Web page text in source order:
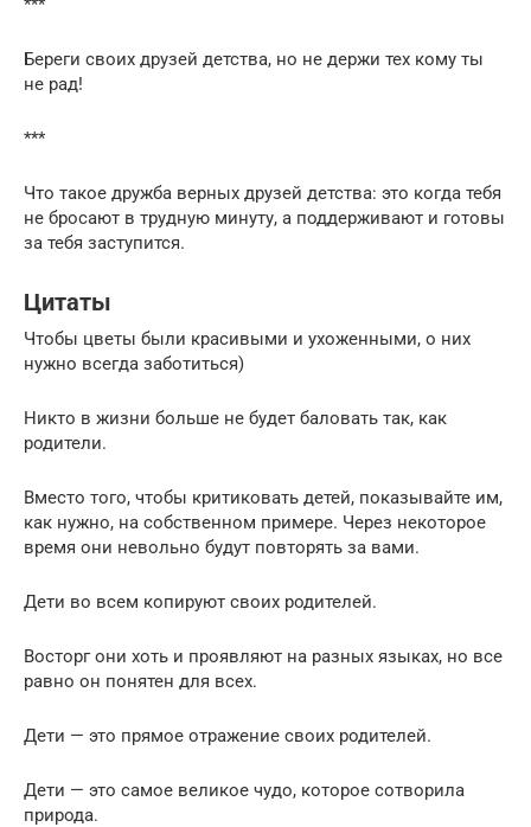
***
Береги своих друзей детства, но не держи тех кому ты
не рад!
***
Что такое дружба верных друзей детства: это когда тебя
не бросают в трудную минуту, а поддерживают и готовы
за тебя заступится.
Цитаты
Чтобы цветы были красивыми и ухоженными, о них
нужно всегда заботиться)
Никто в жизни больше не будет баловать так, как
родители.
Вместо того, чтобы критиковать детей, показывайте им,
как нужно, на собственном примере. Через некоторое
время они невольно будут повторять за вами.
Дети во всем копируют своих родителей.
Восторг они хоть и проявляют на разных языках, но все
равно он понятен для всех.
Дети — это прямое отражение своих родителей.
Дети — это самое великое чудо, которое сотворила
природа.